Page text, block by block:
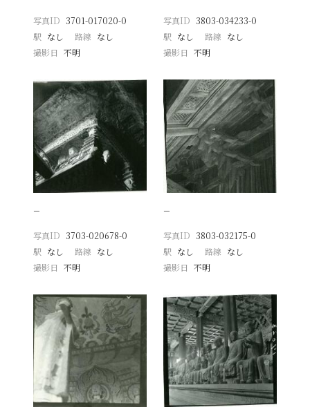
写真ID 3701-017020-0
駅 なし 路線 なし
撮影日
不明
写真ID 3803-034233-0
駅 なし 路線 なし
撮影日 不明
−
写真ID 3703-020678-0
駅 なし 路線 なし
撮影日
不明
−
写真ID 3803-032175-0
駅 なし 路線 なし
撮影日 不明